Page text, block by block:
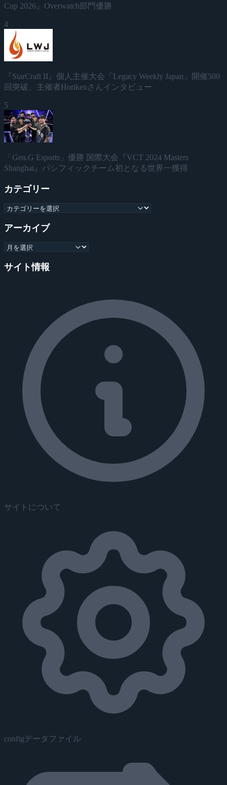
Cup 2026』Overwatch部門優勝
4
『StarCraft II』個人主催大会「Legacy Weekly Japan」開催500
回突破、主催者Horikenさんインタビュー
5
「Gen.G Esports」優勝 国際大会『VCT 2024 Masters
Shanghai』パシフィックチーム初となる世界一獲得
カテゴリー
アーカイブ
サイト情報
サイトについて
configデータファイル